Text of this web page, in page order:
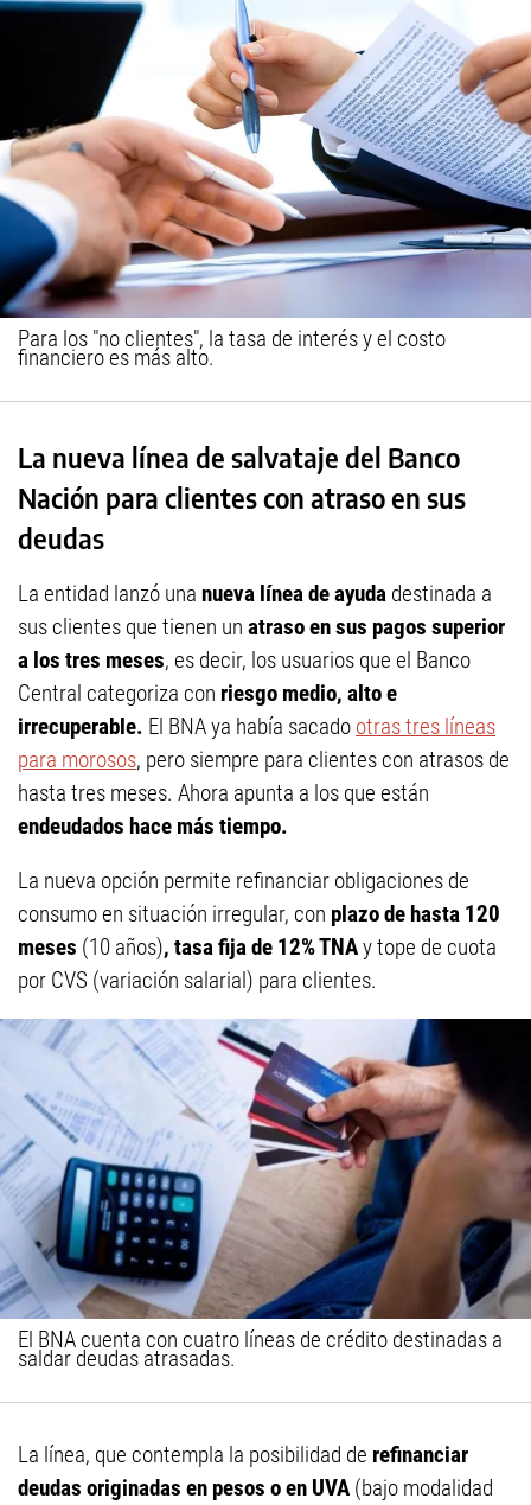
Para los "no clientes", la tasa de interés y el costo
financiero es más alto.
La nueva línea de salvataje del Banco
Nación para clientes con atraso en sus
deudas
La entidad lanzó una nueva línea de ayuda destinada a
sus clientes que tienen un atraso en sus pagos superior
a los tres meses, es decir, los usuarios que el Banco
Central categoriza con riesgo medio, alto e
irrecuperable. El BNA ya había sacado otras tres líneas
para morosos, pero siempre para clientes con atrasos de
hasta tres meses. Ahora apunta a los que están
endeudados hace más tiempo.
La nueva opción permite refinanciar obligaciones de
consumo en situación irregular, con plazo de hasta 120
meses (10 años), tasa fija de 12% TNAy tope de cuota
por CVS (variación salarial) para clientes.
El BNA cuenta con cuatro líneas de crédito destinadas a
saldar deudas atrasadas.
La línea, que contempla la posibilidad de refinanciar
deudas originadas en pesos o en UVA (bajo modalidad